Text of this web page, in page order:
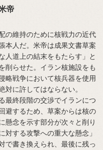
帝
の維持のために核戦力の近代
本人だ。米帝は成果文書草案
人道上の結末をもたらす」と
削らせた。イラン核施設をも
略戦争において核兵器を使用
対に許してはならない。
最終段階の交渉でイランにつ
避するため、草案からは核の
懸念を示す部分が次々と削り
する攻撃への重大な懸念」
で書き換えられ、最後に残っ